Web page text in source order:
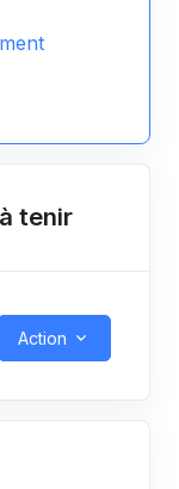
tenir
Action